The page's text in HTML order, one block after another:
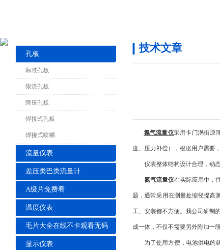
孔板
标准孔板
限流孔板
降压孔板
焊接式孔板
焊接式喷嘴
流量仪表
差压类巴类流量计
A级片免费看
温度仪表
毛片大全在线不卡观看无码
显示仪表
技术文章
氮气流量仪采用卡门涡街原理
度、压力补偿），根据用户
仪表整体结构设计合理，动态测
氮气流量仪在实际应用中，
题，通常采用在测量处缩径提
工、安装都不方便。我公司研
成一体，不仅不需要另外附加一
为了使用方便，电池供电的